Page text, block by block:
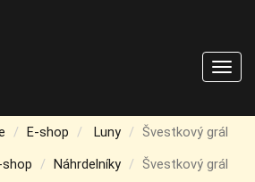
E-shop Luny
Švestkový grál
shop Náhrdelníky
Švestkový grál